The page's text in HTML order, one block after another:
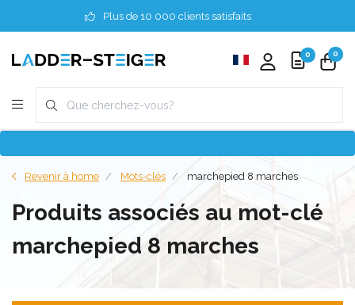
Plus de 10 000 clients satisfaits
0 0
Revenir à home Mots-clés marchepied 8 marches
Produits associés au mot-clé
marchepied 8 marches